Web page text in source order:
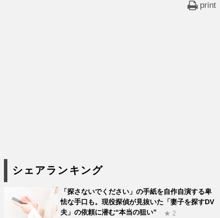
print
シェアランキング
「探さないでください」の手紙を自作自演する卑
怯な手口も。現役探偵が見抜いた「妻子を探すDV
夫」の依頼に潜む“本当の狙い”
★ 2